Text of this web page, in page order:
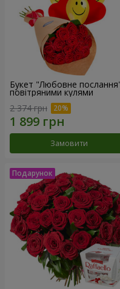
Букет "Любовне
повітряними кулями
2 374 грн
Замовити